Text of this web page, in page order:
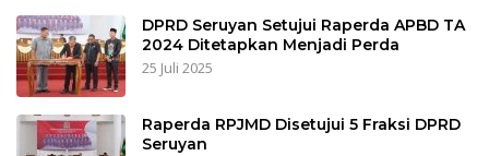
DPRD Seruyan Setujui Raperda APBD TA
2024 Ditetapkan Menjadi Perda
25 Juli 2025
Raperda RPJMD Disetujui 5 Fraksi DPRD
Seruyan